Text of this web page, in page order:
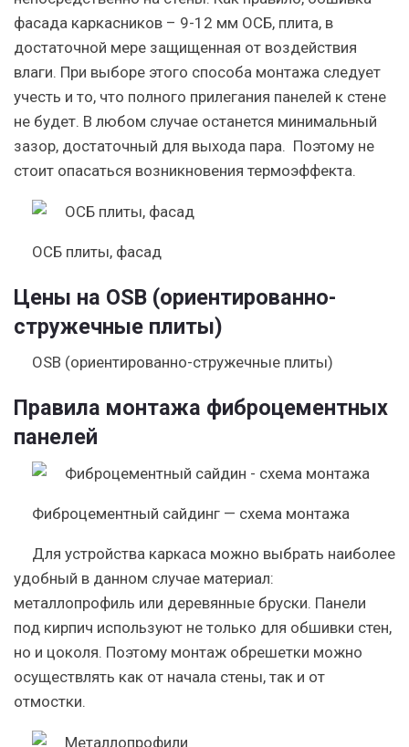
фасада каркасников – 9-12 мм ОСБ, плита, в
достаточной мере защищенная от воздействия
влаги. При выборе этого способа монтажа следует
учесть и то, что полного прилегания панелей к стене
не будет. В любом случае останется минимальный
зазор, достаточный для выхода пара. Поэтому не
стоит опасаться возникновения термоэффекта.
ОСБ плиты, фасад
Цены на OSB (ориентированно-
стружечные плиты)
OSB (ориентированно-стружечные плиты)
Правила монтажа фиброцементных
панелей
Фиброцементный сайдинг — схема монтажа
Для устройства каркаса можно выбрать наиболее
удобный в данном случае материал:
металлопрофиль или деревянные бруски. Панели
под кирпич используют не только для обшивки стен,
но и цоколя. Поэтому монтаж обрешетки можно
осуществлять как от начала стены, так и от
отмостки.